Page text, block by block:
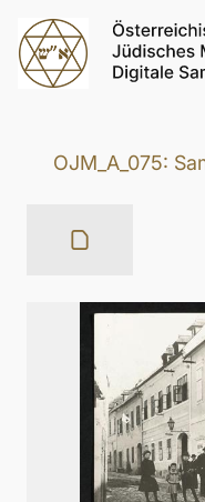
OJM_A_075: